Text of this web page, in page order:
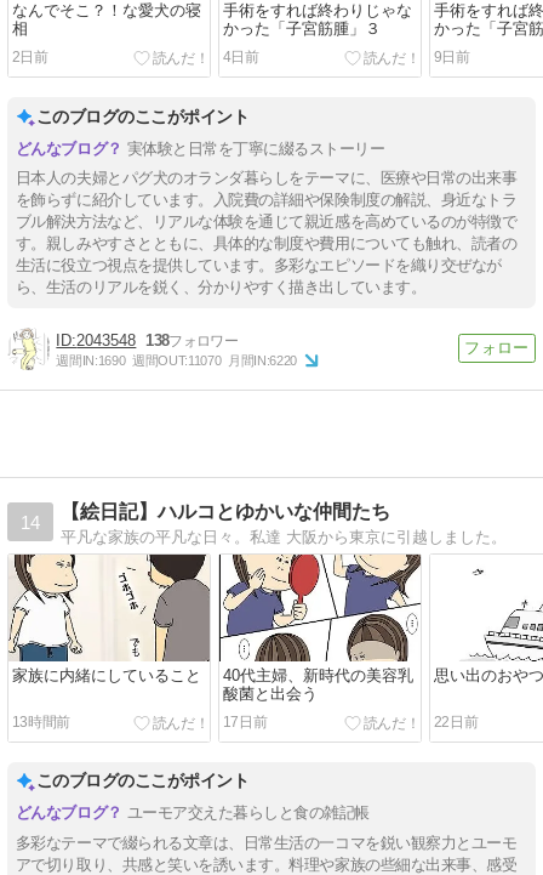
なんでそこ？！な愛犬の寝
相
2日前
手術をすれば終わりじゃな
かった「子宮筋腫」３
4日前
手術をすれば
かった「子宮
9日前
このブログのここがポイント
実体験と日常を丁寧に綴るストーリー
日本人の夫婦とパグ犬のオランダ暮らしをテーマに、医療や日常の出来事
を飾らずに紹介しています。入院費の詳細や保険制度の解説、身近なトラ
ブル解決方法など、リアルな体験を通じて親近感を高めているのが特徴で
す。親しみやすさとともに、具体的な制度や費用についても触れ、読者の
生活に役立つ視点を提供しています。多彩なエピソードを織り交ぜなが
ら、生活のリアルを鋭く、分かりやすく描き出しています。
2043548 138
週間IN:1690 週間OUT:11070 月間IN:6220
14
【絵日記】ハルコとゆかいな仲間たち
平凡な家族の平凡な日々。私達 大阪から東京に引越しました。
家族に内緒にしていること
13時間前
40代主婦、新時代の美容乳
酸菌と出会う
17日前
思い出のおや
22日前
このブログのここがポイント
ユーモア交えた暮らしと食の雑記帳
多彩なテーマで綴られる文章は、日常生活の一コマを鋭い観察力とユーモ
アで切り取り、共感と笑いを誘います。料理や家族の些細な出来事、感受